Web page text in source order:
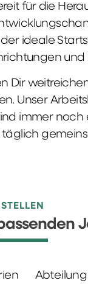
für die
der ideale
und
Dir
Unser
immer noch
täglich